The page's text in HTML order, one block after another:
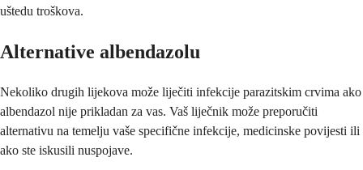
uštedu troškova.
Alternative albendazolu
Nekoliko drugih lijekova može liječiti infekcije parazitskim crvima ako
albendazol nije prikladan za vas. Vaš liječnik može preporučiti
alternativu na temelju vaše specifične infekcije, medicinske povijesti ili
ako ste iskusili nuspojave.